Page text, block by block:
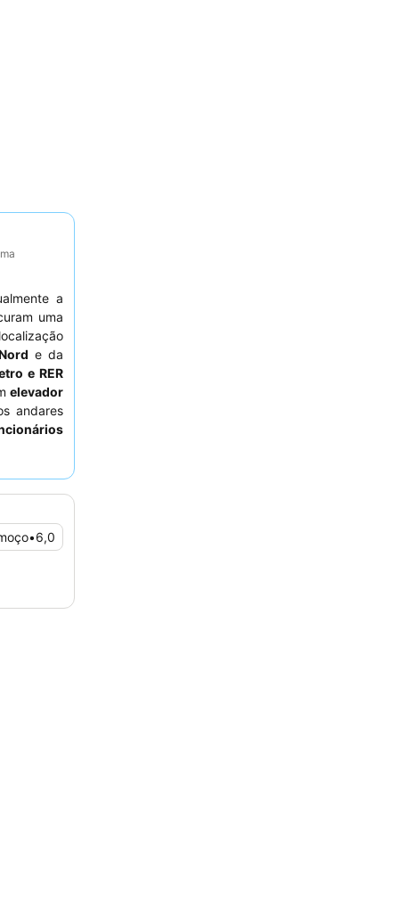
a
uma
e da
e RER
elevador
andares
•6,0